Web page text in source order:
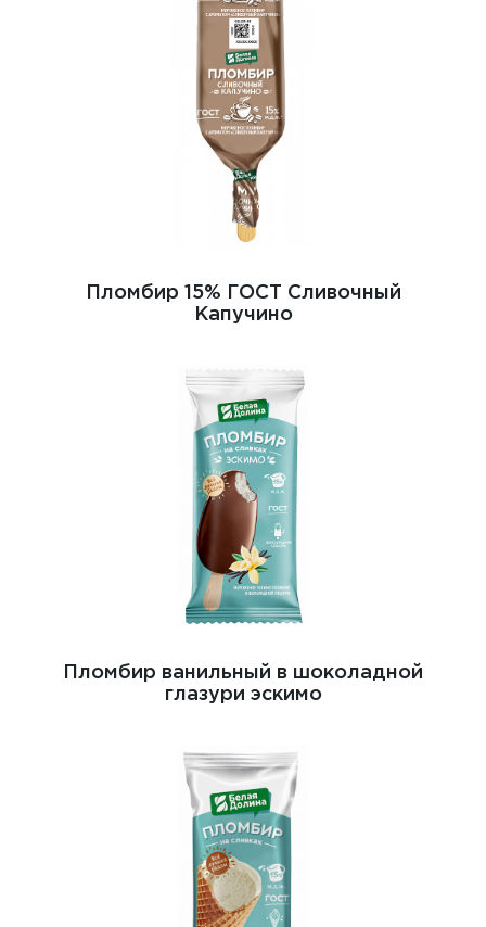
Пломбир 15% ГОСТ Сливочный
Капучино
Пломбир ванильный в шоколадной
глазури эскимо